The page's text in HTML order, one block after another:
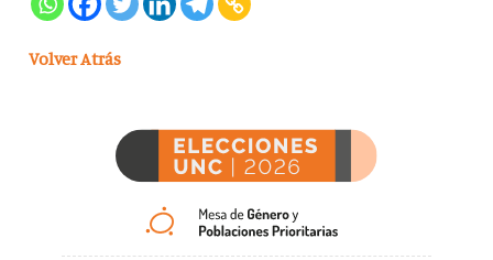
Volver Atrás